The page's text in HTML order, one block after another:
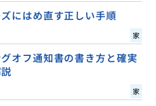
にはめ直す正しい手順
家
オフ通知書の書き方と確実
家